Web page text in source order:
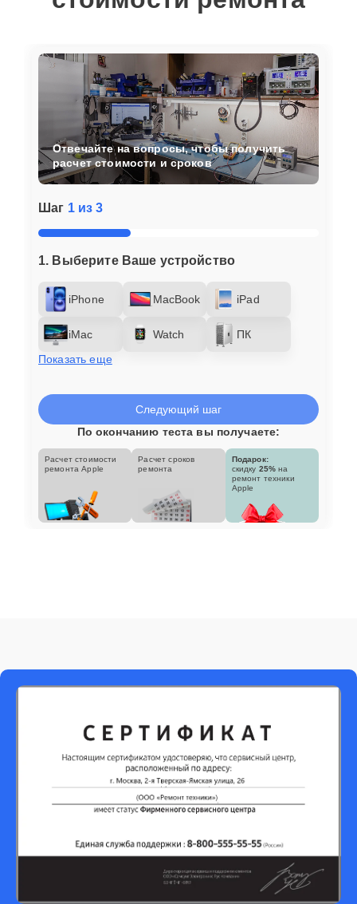
Шаг 1 из 3
1. Выберите Ваше устройство
iPhone MacBook iPad
iMac Watch
ПК
Показать еще
Отвечайте на вопросы, чтобы получить
расчет стоимости и сроков
Следующий шаг
По окончанию теста вы получаете:
Расчет стоимости
ремонта Apple
Расчет сроков
ремонта
Подарок:
скидку 25% на
ремонт техники
Apple